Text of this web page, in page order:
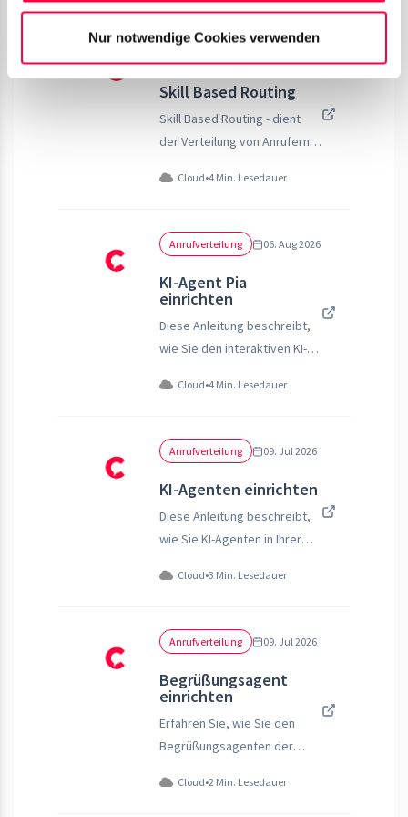
Nur notwendige Cookies verwenden
Skill Based Routing
Skill Based Routing - dient
der Verteilung von Anrufern
zugewiesenen Fähigkeiten
Cloud•4 Min. Lesedauer
Anrufverteilung 06. Aug 2026
KI-Agent Pia
einrichten
Diese Anleitung beschreibt,
wie Sie den interaktiven KI-
Telefonanlage einrichten und
Cloud•4 Min. Lesedauer
Anrufverteilung 09. Jul 2026
KI-Agenten einrichten
Diese Anleitung beschreibt,
wie Sie KI-Agenten in Ihrer
einrichten und konfigurieren
Cloud•3 Min. Lesedauer
Anrufverteilung 09. Jul 2026
Begrüßungsagent
einrichten
Erfahren Sie, wie Sie den
Begrüßungsagenten der
einrichten, konfigurieren und
Cloud•2 Min. Lesedauer